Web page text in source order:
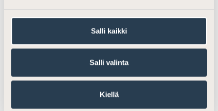
Salli kaikki
Salli valinta
Kiellä
huomattavasti hankalampaa, sillä ehdotus väistämättä
merkittävästi pidentää välimatkoja ja heikentää
palveluiden paikallista saatavuutta. Erityisesti ikääntyvä
vaikuttamaan varsin merkittävään osaan oikeusavun
asiakkaita. Vastaavasti ikääntyvä väestörakenne
huomioiden, ei lisääntyvä etäyhteyksien käyttö kaikin